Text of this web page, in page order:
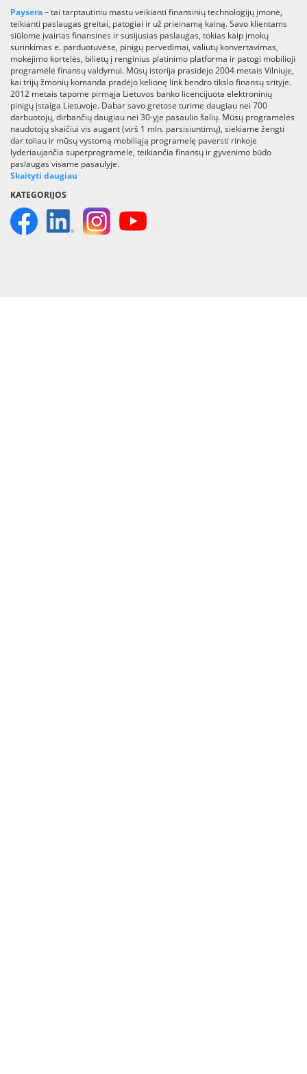
Paysera– tai tarptautiniu mastu veikianti finansinių technologijų įmonė,
teikianti paslaugas greitai, patogiai ir už prieinamą kainą. Savo klientams
siūlome įvairias finansines ir susijusias paslaugas, tokias kaip įmokų
surinkimas e. parduotuvėse, pinigų pervedimai, valiutų konvertavimas,
mokėjimo kortelės, bilietų į renginius platinimo platforma ir patogi mobilioji
programėlė finansų valdymui. Mūsų istorija prasidėjo 2004 metais Vilniuje,
kai trijų žmonių komanda pradėjo kelionę link bendro tikslo finansų srityje.
2012 metais tapome pirmąja Lietuvos banko licencijuota elektroninių
pinigų įstaiga Lietuvoje. Dabar savo gretose turime daugiau nei 700
darbuotojų, dirbančių daugiau nei 30-yje pasaulio šalių. Mūsų programėlės
naudotojų skaičiui vis augant (virš 1 mln. parsisiuntimų), siekiame žengti
dar toliau ir mūsų vystomą mobiliąją programelę paversti rinkoje
lyderiaujančia superprogramėle, teikiančia finansų ir gyvenimo būdo
paslaugas visame pasaulyje.
Skaityti daugiau
KATEGORIJOS